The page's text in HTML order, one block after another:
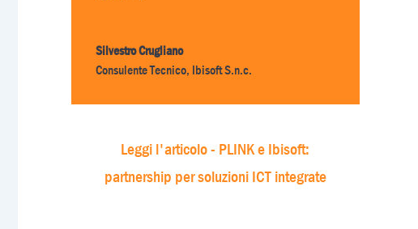
Silvestro Crugliano
Consulente Tecnico, Ibisoft S.n.c.
Leggi l'articolo - PLINK e Ibisoft:
partnership per soluzioni ICT integrate